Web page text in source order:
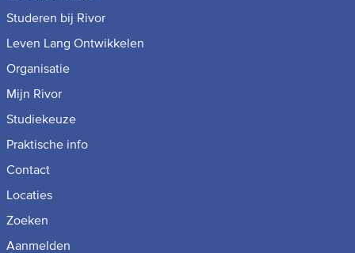
Studeren bij Rivor
Leven Lang Ontwikkelen
Organisatie
Mijn Rivor
Studiekeuze
Praktische info
Contact
Locaties
Zoeken
Aanmelden